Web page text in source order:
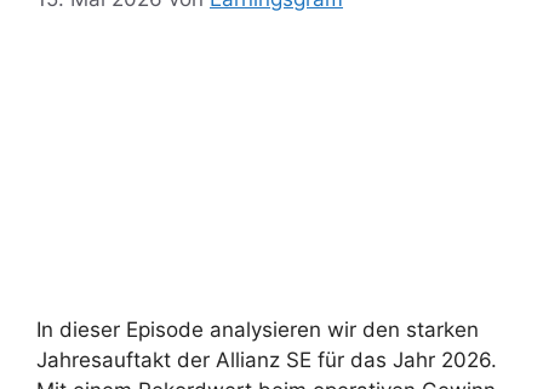
In dieser Episode analysieren wir den starken
Jahresauftakt der Allianz SE für das Jahr 2026.